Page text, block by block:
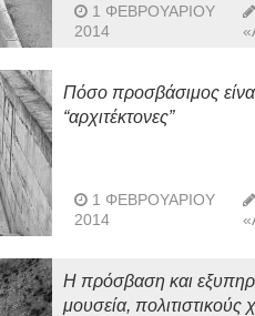
1 ΦΕΒΡΟΥΑΡΊΟΥ
2014
Πόσο προσβάσιμος
“αρχιτέκτονες”
1 ΦΕΒΡΟΥΑΡΊΟΥ
2014
Η πρόσβαση και
μουσεία, πολιτιστικούς